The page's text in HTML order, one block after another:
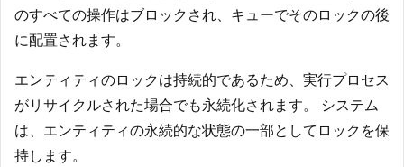
のすべての操作はブロックされ、キューでそのロックの後
に配置されます。
エンティティのロックは持続的であるため、実行プロセス
がリサイクルされた場合でも永続化されます。 システム
は、エンティティの永続的な状態の一部としてロックを保
持します。